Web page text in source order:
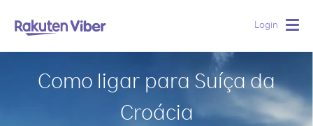
Login
Como ligar para Suíça da
Croácia